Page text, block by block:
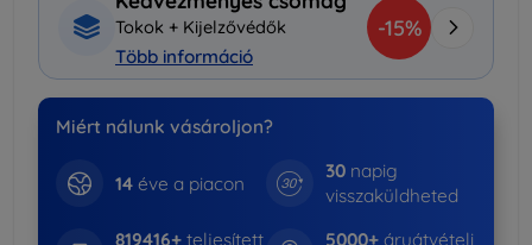
Tokok + Kijelzővédők
Több információ
-15%
Miért nálunk vásároljon?
14éve a piacon
30 napig
visszaküldheted
819416+teljesített
5000+ áruátvételi